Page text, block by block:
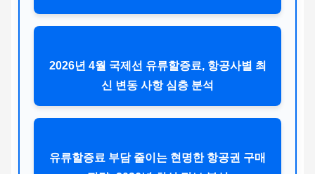
2026년 4월 국제선 유류할증료, 항공사별 최
신 변동 사항 심층 분석
유류할증료 부담 줄이는 현명한 항공권 구매